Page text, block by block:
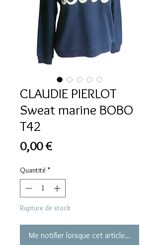
CLAUDIE PIERLOT
Sweat marine BOBO
T42
0,00 €
Quantité *
Rupture de stock
Me notifier lorsque cet article est